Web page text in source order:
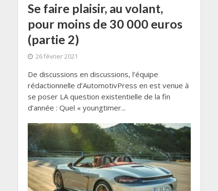
Se faire plaisir, au volant,
pour moins de 30 000 euros
(partie 2)
26 février 2021
De discussions en discussions, l’équipe
rédactionnelle d’AutomotivPress en est venue à
se poser LA question existentielle de la fin
d’année : Quel « youngtimer...